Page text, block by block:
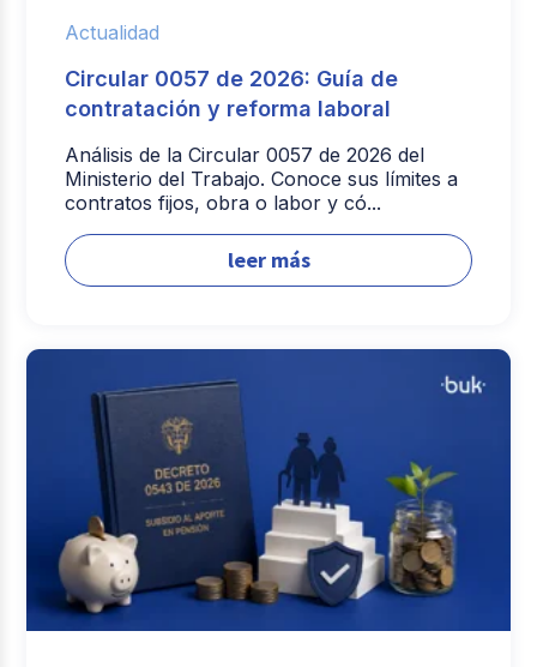
Actualidad
Circular 0057 de 2026: Guía de
contratación y reforma laboral
Análisis de la Circular 0057 de 2026 del
Ministerio del Trabajo. Conoce sus límites a
contratos fijos, obra o labor y có...
leer más